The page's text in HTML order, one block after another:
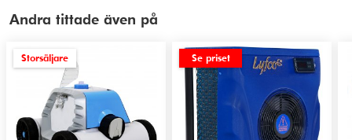
Andra tittade även på
Storsäljare Se priset